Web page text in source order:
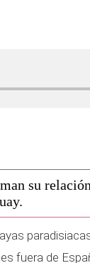
su
fuera de